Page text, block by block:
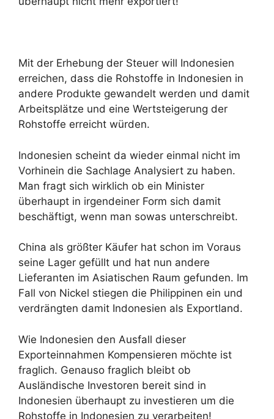
Mit der Erhebung der Steuer will Indonesien
erreichen, dass die Rohstoffe in Indonesien in
andere Produkte gewandelt werden und damit
Arbeitsplätze und eine Wertsteigerung der
Rohstoffe erreicht würden.
Indonesien scheint da wieder einmal nicht im
Vorhinein die Sachlage Analysiert zu haben.
Man fragt sich wirklich ob ein Minister
überhaupt in irgendeiner Form sich damit
beschäftigt, wenn man sowas unterschreibt.
China als größter Käufer hat schon im Voraus
seine Lager gefüllt und hat nun andere
Lieferanten im Asiatischen Raum gefunden. Im
Fall von Nickel stiegen die Philippinen ein und
verdrängten damit Indonesien als Exportland.
Wie Indonesien den Ausfall dieser
Exporteinnahmen Kompensieren möchte ist
fraglich. Genauso fraglich bleibt ob
Ausländische Investoren bereit sind in
Indonesien überhaupt zu investieren um die
Rohstoffe in Indonesien zu verarbeiten!